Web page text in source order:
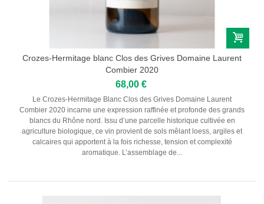
Crozes-Hermitage blanc Clos des Grives Domaine Laurent
Combier 2020
68,00 €
Le Crozes-Hermitage Blanc Clos des Grives Domaine Laurent
Combier 2020 incarne une expression raffinée et profonde des grands
blancs du Rhône nord. Issu d’une parcelle historique cultivée en
agriculture biologique, ce vin provient de sols mêlant loess, argiles et
calcaires qui apportent à la fois richesse, tension et complexité
aromatique. L’assemblage de...